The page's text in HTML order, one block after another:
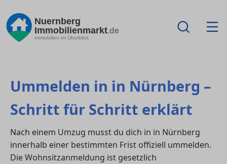
Nuernberg
Immobilienmarkt.de
Immobilien im Überblick
Ummelden in in Nürnberg –
Schritt für Schritt erklärt
Nach einem Umzug musst du dich in in Nürnberg
innerhalb einer bestimmten Frist offiziell ummelden.
Die Wohnsitzanmeldung ist gesetzlich